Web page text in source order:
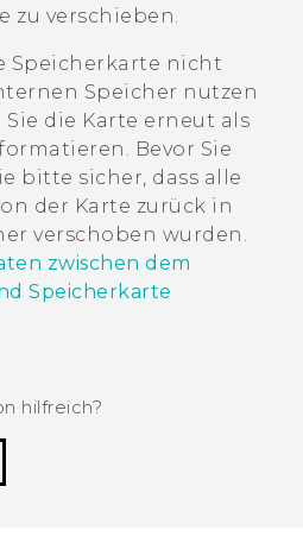
zu verschieben.
Speicherkarte nicht
Speicher nutzen
die Karte erneut als
Bevor Sie
bitte sicher, dass alle
der Karte zurück in
verschoben wurden.
zwischen dem
Speicherkarte
hilfreich?